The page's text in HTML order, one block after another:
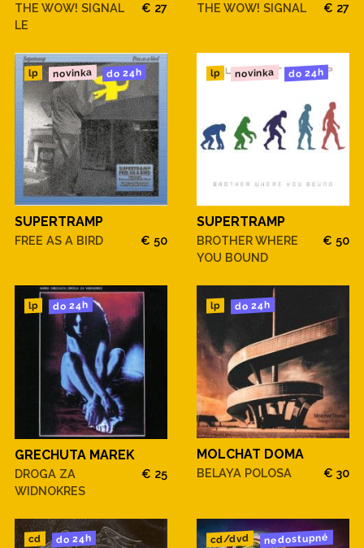
THE WOW! SIGNAL
LE
€ 27 THE WOW! SIGNAL € 27
lp novinka do 24h
SUPERTRAMP
FREE AS A BIRD € 50
lp novinka do 24h
SUPERTRAMP
BROTHER WHERE
YOU BOUND
€ 50
lp do 24h
GRECHUTA MAREK
DROGA ZA
WIDNOKRES
€ 25
lp do 24h
MOLCHAT DOMA
BELAYA POLOSA € 30
cd do 24h cd/dvd nedostupné